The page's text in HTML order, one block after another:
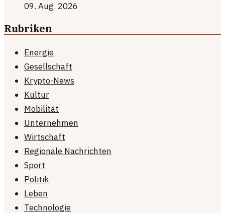
09. Aug. 2026
Rubriken
Energie
Gesellschaft
Krypto-News
Kultur
Mobilität
Unternehmen
Wirtschaft
Regionale Nachrichten
Sport
Politik
Leben
Technologie